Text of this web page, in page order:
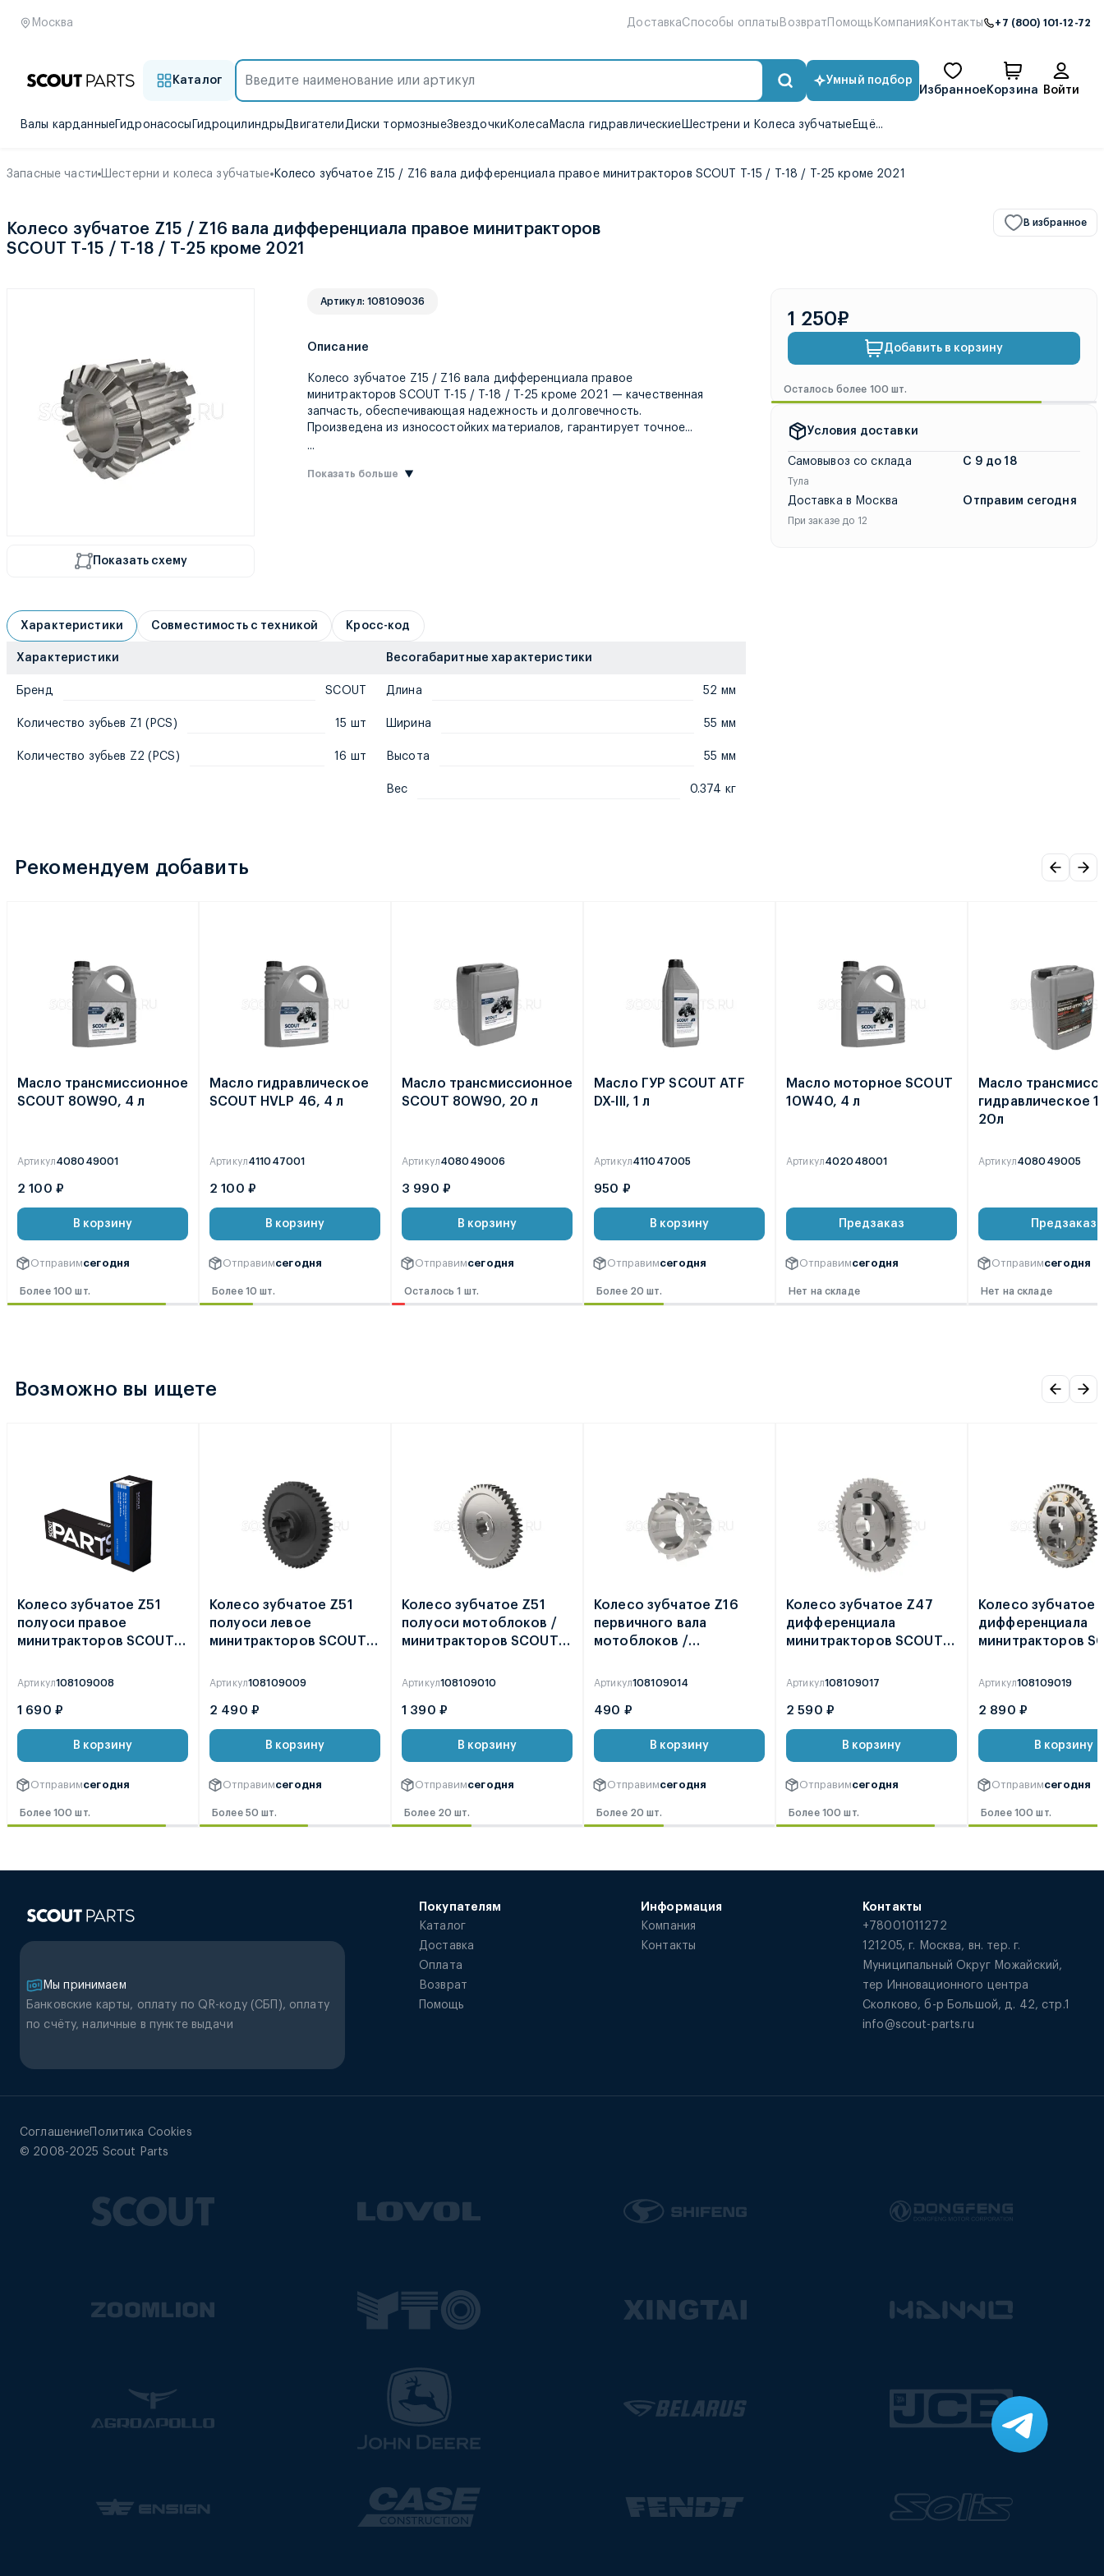
Москва ДоставкаСпособы оплаты Возврат Помощь Компания Контакты +7 (800) 101-12-72
Каталог
Умный подбор
Избранное Корзина Войти
Валы карданныеГидронасосы ГидроцилиндрыДвигателиДиски тормозныеЗвездочки Колеса Масла гидравлические Шестрени и Колеса зубчатые Ещё...
Запасные части Шестерни и колеса зубчатые Колесо зубчатое Z15 / Z16 вала дифференциала правое минитракторов SCOUT T-15 / T-18 / T-25 кроме 2021
Колесо зубчатое Z15 / Z16 вала дифференциала правое минитракторов
SCOUT T-15 / T-18 / T-25 кроме 2021
В избранное
Показать схему
Артикул: 108109036
Описание
Колесо зубчатое Z15 / Z16 вала дифференциала правое
минитракторов SCOUT T-15 / T-18 / T-25 кроме 2021 — качественная
запчасть, обеспечивающая надежность и долговечность.
Произведена из износостойких материалов, гарантирует точноесоответствие с SCOUT. Закажите сегодня, и мы отправим товар в
...
...
Показать больше
1 250₽
Добавить в корзину
Осталось более 100 шт.
Условия доставки
Самовывоз со склада
Тула
С 9 до 18
Доставка в Москва
При заказе до 12
Отправим сегодня
Характеристики Совместимость с техникой Кросс-код
Характеристики
Бренд SCOUT
Количество зубьев Z1 (PCS) 15 шт
Количество зубьев Z2 (PCS) 16 шт
Весогабаритные характеристики
Длина 52 мм
Ширина 55 мм
Высота 55 мм
Вес 0.374 кг
Рекомендуем добавить
Масло трансмиссионное
SCOUT 80W90, 4 л
Артикул408049001
2 100 ₽
В корзину
Отправимсегодня
Более 100 шт.
Масло гидравлическое
SCOUT HVLP 46, 4 л
Артикул411047001
2 100 ₽
В корзину
Отправимсегодня
Более 10 шт.
Масло трансмиссионное
SCOUT 80W90, 20 л
Артикул408049006
3 990 ₽
В корзину
Отправимсегодня
Осталось 1 шт.
Масло ГУР SCOUT ATF
DX-III, 1 л
Артикул411047005
950 ₽
В корзину
Отправимсегодня
Более 20 шт.
Масло моторное SCOUT
10W40, 4 л
Артикул402048001
Предзаказ
Отправимсегодня
Нет на складе
Масло
гидравлическое
20л
Артикул408049005
Предзаказ
Отправимсегодня
Нет на складе
Возможно вы ищете
Колесо зубчатое Z51
полуоси правое
минитракторов SCOUT
ФАЙТЕР T-22
Артикул108109008
1 690 ₽
В корзину
Отправимсегодня
Более 100 шт.
Колесо зубчатое Z51
полуоси левое
минитракторов SCOUT
ФАЙТЕР T-22
Артикул108109009
2 490 ₽
В корзину
Отправимсегодня
Более 50 шт.
Колесо зубчатое Z51
полуоси мотоблоков /
минитракторов SCOUT
2021 / ФАЙТЕР T-15
Артикул108109010
1 390 ₽
В корзину
Отправимсегодня
Более 20 шт.
Колесо зубчатое Z16
первичного вала
мотоблоков /
Артикул108109014
490 ₽
В корзину
Отправимсегодня
Более 20 шт.
Колесо зубчатое Z47
дифференциала
минитракторов SCOUT
ФАЙТЕР T-22
Артикул108109017
2 590 ₽
В корзину
Отправимсегодня
Более 100 шт.
Колесо зубчатое
дифференциала
минитракторов
2021
Артикул108109019
2 890 ₽
В корзину
Отправимсегодня
Более 100 шт.
Мы принимаем
Банковские карты, оплату по QR-коду (CБП), оплату
по счёту, наличные в пункте выдачи
Покупателям
Каталог
Доставка
Оплата
Возврат
Помощь
Информация
Компания
Контакты
Контакты
+78001011272
121205, г. Москва, вн. тер. г.
Муниципальный Округ Можайский,
тер Инновационного центра
Сколково, б-р Большой, д. 42, стр.1
info@scout-parts.ru
Соглашение Политика Cookies
© 2008-2025 Scout Parts